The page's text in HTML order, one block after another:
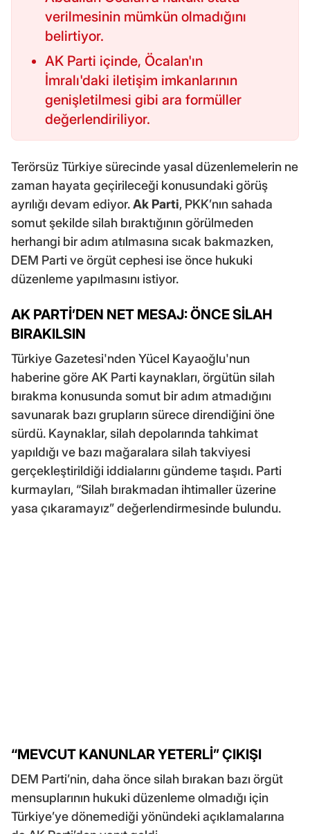
verilmesinin mümkün olmadığını
belirtiyor.
AK Parti içinde, Öcalan'ın
İmralı'daki iletişim imkanlarının
genişletilmesi gibi ara formüller
değerlendiriliyor.
Terörsüz Türkiye sürecinde yasal düzenlemelerin ne
zaman hayata geçirileceği konusundaki görüş
ayrılığı devam ediyor.Ak Parti, PKK’nın sahada
somut şekilde silah bıraktığının görülmeden
herhangi bir adım atılmasına sıcak bakmazken,
DEM Parti ve örgüt cephesi ise önce hukuki
düzenleme yapılmasını istiyor.
AK PARTİ’DEN NET MESAJ: ÖNCE SİLAH
BIRAKILSIN
Türkiye Gazetesi'nden Yücel Kayaoğlu'nun
haberine göre AK Parti kaynakları, örgütün silah
bırakma konusunda somut bir adım atmadığını
savunarak bazı grupların sürece direndiğini öne
sürdü. Kaynaklar, silah depolarında tahkimat
yapıldığı ve bazı mağaralara silah takviyesi
gerçekleştirildiği iddialarını gündeme taşıdı. Parti
kurmayları, “Silah bırakmadan ihtimaller üzerine
yasa çıkaramayız” değerlendirmesinde bulundu.
“MEVCUT KANUNLAR YETERLİ” ÇIKIŞI
DEM Parti’nin, daha önce silah bırakan bazı örgüt
mensuplarının hukuki düzenleme olmadığı için
Türkiye’ye dönemediği yönündeki açıklamalarına